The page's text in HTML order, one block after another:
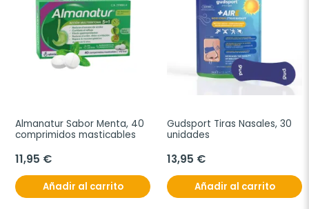
Almanatur Sabor Menta, 40
comprimidos masticables
11,95 €
Añadir al carrito
Gudsport Tiras Nasales, 30
unidades
13,95 €
Añadir al carrito